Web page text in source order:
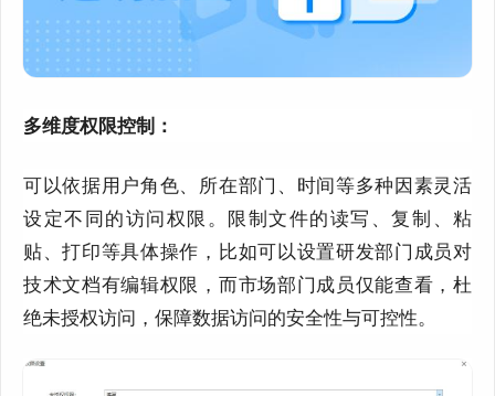
多维度权限控制：
可以依据用户角色、所在部门、时间等多种因素灵活
设定不同的访问权限。 限制文件的读写、复制、粘
贴、打印等具体操作，比如可以设置研发部门成员对
技术文档有编辑权限，而市场部门成员仅能查看，杜
绝未授权访问，保障数据访问的安全性与可控性。